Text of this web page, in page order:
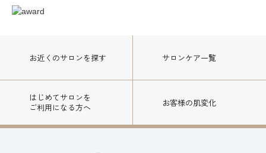
お近くのサロンを探す サロンケア一覧
はじめてサロンを
ご利用になる方へ
お客様の肌変化